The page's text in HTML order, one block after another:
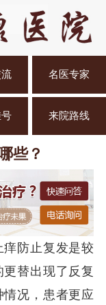
名医专家
来院路线
些？
防止复发是较
替出现了反复
况，患者更应